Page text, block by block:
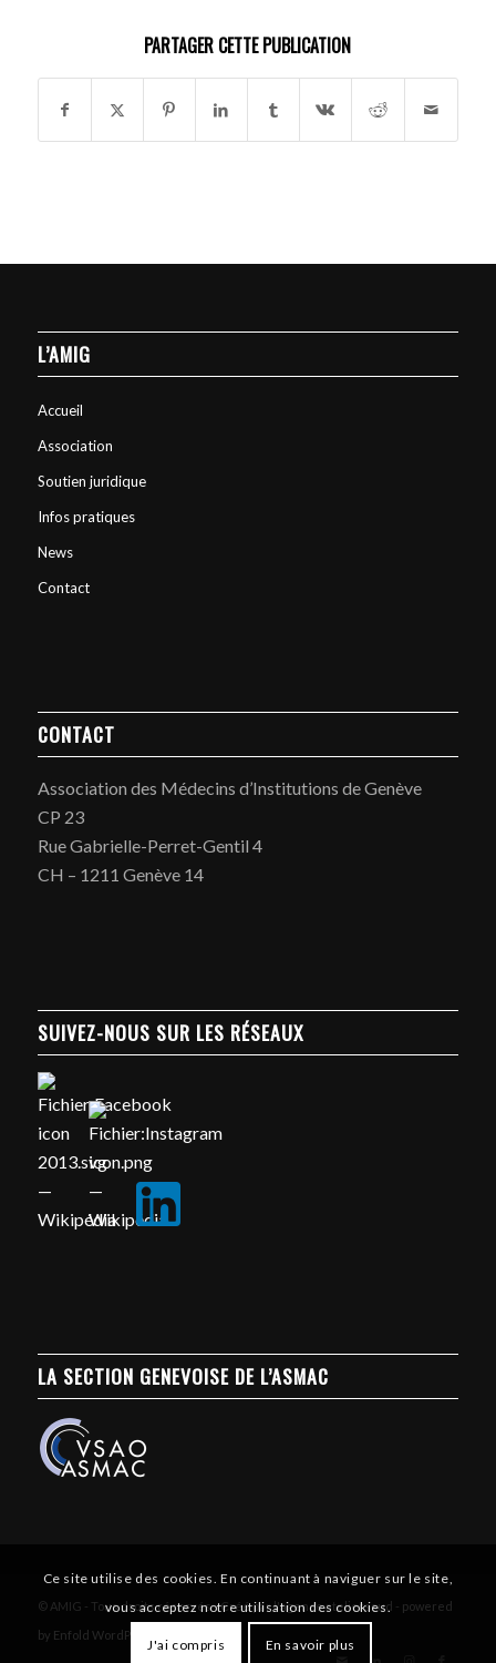
PARTAGER CETTE PUBLICATION
L’AMIG
Accueil
Association
Soutien juridique
Infos pratiques
News
Contact
CONTACT
Association des Médecins d’Institutions de Genève
CP 23
Rue Gabrielle-Perret-Gentil 4
CH – 1211 Genève 14
SUIVEZ-NOUS SUR LES RÉSEAUX
LA SECTION GENEVOISE DE L’ASMAC
© AMIG - Tous droits réservés - Créé par l'agence atelierssud - powered
by Enfold WordPress Theme
Ce site utilise des cookies. En continuant à naviguer sur le site,
vous acceptez notre utilisation des cookies.
J'ai compris En savoir plus